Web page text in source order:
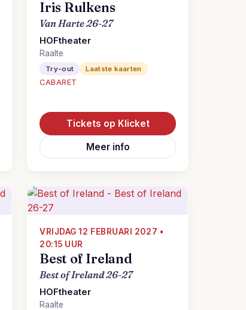
Iris Rulkens
Van Harte 26-27
HOFtheater
Raalte
Try-out Laatste kaarten
CABARET
Tickets op Klicket
Meer info
VRIJDAG 12 FEBRUARI 2027 •
20:15 UUR
Best of Ireland
Best of Ireland 26-27
HOFtheater
Raalte